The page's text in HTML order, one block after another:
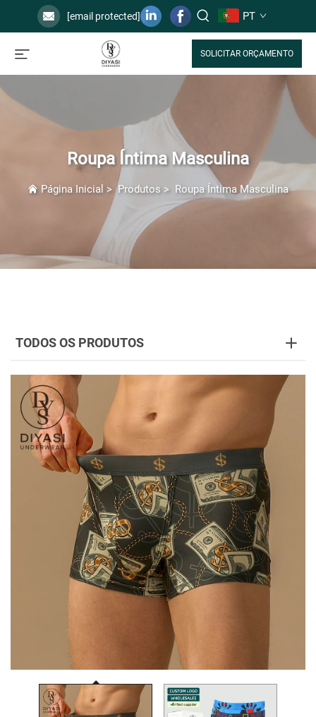
[email protected] PT
SOLICITAR ORÇAMENTO
Roupa Íntima Masculina
Página Inicial >Produtos > Roupa Íntima Masculina
TODOS OS PRODUTOS